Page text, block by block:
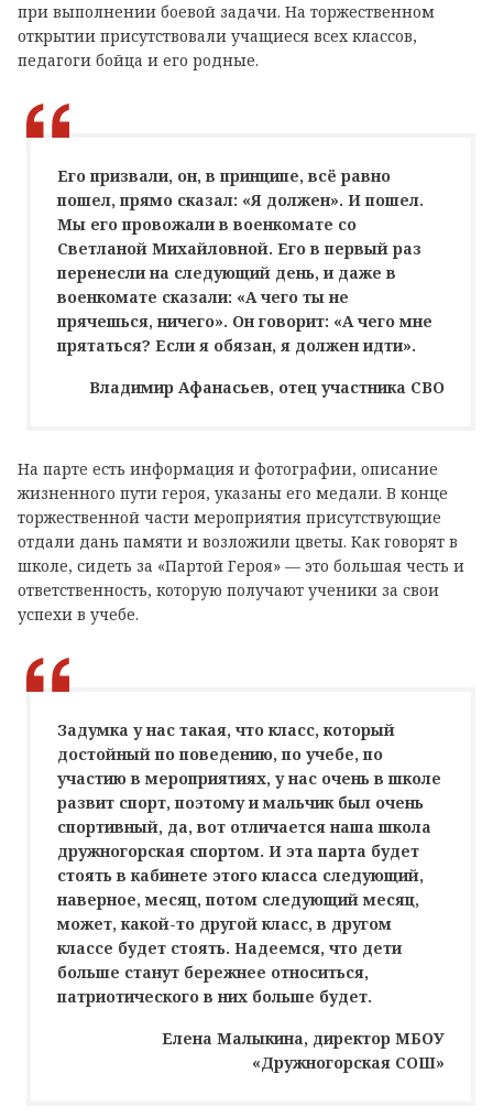
при выполнении боевой задачи. На торжественном
открытии присутствовали учащиеся всех классов,
педагоги бойца и его родные.
Его призвали, он, в принципе, всё равно
пошел, прямо сказал: «Я должен». И пошел.
Мы его провожали в военкомате со
Светланой Михайловной. Его в первый раз
перенесли на следующий день, и даже в
военкомате сказали: «А чего ты не
прячешься, ничего». Он говорит: «А чего мне
прятаться? Если я обязан, я должен идти».
Владимир Афанасьев, отец участника СВО
На партe есть информация и фотографии, описание
жизненного пути героя, указаны его медали. В конце
торжественной части мероприятия присутствующие
отдали дань памяти и возложили цветы. Как говорят в
школе, сидеть за «Партой Героя» — это большая честь и
ответственность, которую получают ученики за свои
успехи в учебе.
Задумка у нас такая, что класс, который
достойный по поведению, по учебе, по
участию в мероприятиях, у нас очень в школе
развит спорт, поэтому и мальчик был очень
спортивный, да, вот отличается наша школа
дружногорская спортом. И эта парта будет
стоять в кабинете этого класса следующий,
наверное, месяц, потом следующий месяц,
может, какой-то другой класс, в другом
классе будет стоять. Надеемся, что дети
больше станут бережнее относиться,
патриотического в них больше будет.
Елена Малыкина, директор МБОУ
«Дружногорская СОШ»